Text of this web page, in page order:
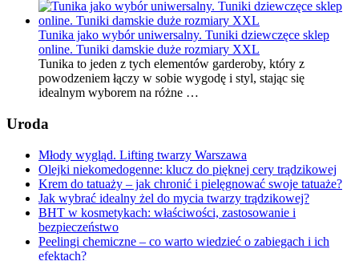
Tunika jako wybór uniwersalny. Tuniki dziewczęce sklep
online. Tuniki damskie duże rozmiary XXL
Tunika to jeden z tych elementów garderoby, który z
powodzeniem łączy w sobie wygodę i styl, stając się
idealnym wyborem na różne …
Uroda
Młody wygląd. Lifting twarzy Warszawa
Olejki niekomedogenne: klucz do pięknej cery trądzikowej
Krem do tatuaży – jak chronić i pielęgnować swoje tatuaże?
Jak wybrać idealny żel do mycia twarzy trądzikowej?
BHT w kosmetykach: właściwości, zastosowanie i
bezpieczeństwo
Peelingi chemiczne – co warto wiedzieć o zabiegach i ich
efektach?